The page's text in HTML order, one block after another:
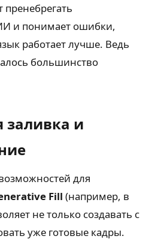
пренебрегать
и понимает ошибки,
работает лучше. Ведь
большинство
заливка и
для
Fill (например, в
не только создавать с
уже готовые кадры.